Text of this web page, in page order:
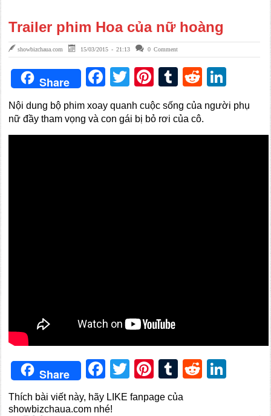
Trailer phim Hoa của nữ hoàng
showbizchaua.com 15/03/2015 - 21:13 0 Comment
Share Facebook
TwitterPinterest
TumblrReddit
Nội dung bộ phim xoay quanh cuộc sống của người phụ
nữ đầy tham vọng và con gái bị bỏ rơi của cô.
Share Facebook
TwitterPinterest
TumblrReddit
Thích bài viết này, hãy LIKE fanpage của
showbizchaua.com nhé!